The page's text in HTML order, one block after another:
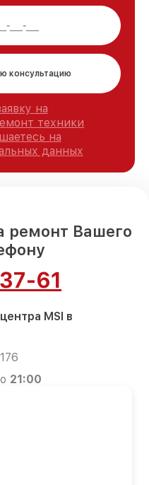
консультацию
на
техники
на
данных
ремонт Вашего
61
MSI в
21:00